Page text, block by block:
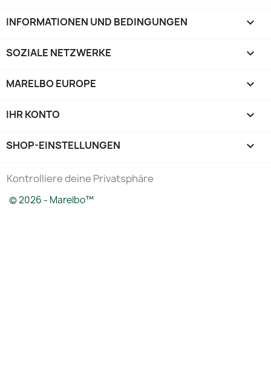
INFORMATIONEN UND BEDINGUNGEN 
SOZIALE NETZWERKE 
MARELBO EUROPE 
IHR KONTO 
SHOP-EINSTELLUNGEN keyboard_arrow_down
Kontrolliere deine Privatsphäre
© 2026 - Marelbo™